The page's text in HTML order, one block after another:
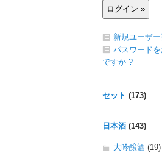
新規ユーザ
パスワード
ですか ?
セット (173)
日本酒 (143)
大吟醸酒 (19)